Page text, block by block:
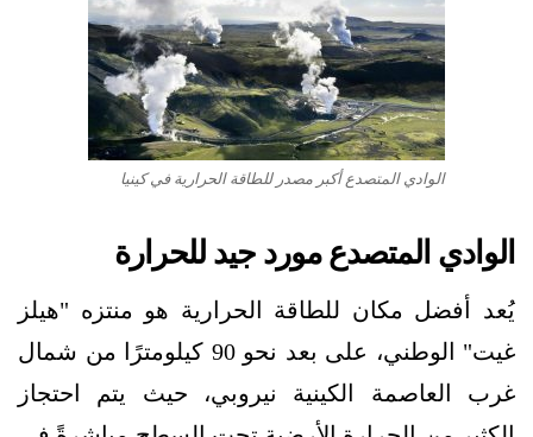
الوادي المتصدع أكبر مصدر للطاقة الحرارية في كينيا
الوادي المتصدع مورد جيد للحرارة
يُعد أفضل مكان للطاقة الحرارية هو منتزه "هيلز
غيت" الوطني، على بعد نحو 90 كيلومترًا من شمال
غرب العاصمة الكينية نيروبي، حيث يتم احتجاز